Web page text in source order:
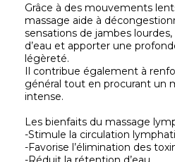
Grâce à des mouvements
massage aide à
sensations de jambes
d’eau et apporter une
légèreté.
Il contribue également à
général tout en procurant un
intense.
Les bienfaits du massage
-Stimule la circulation
-Favorise l’élimination des